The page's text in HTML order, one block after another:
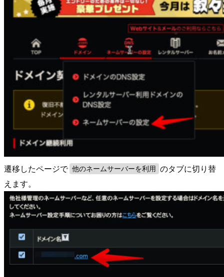
遷移したページで 他のネームサーバーを利用
のタブに切り替
えます。